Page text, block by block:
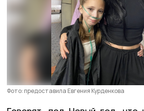
Фото: предоставила Евгения Курденкова